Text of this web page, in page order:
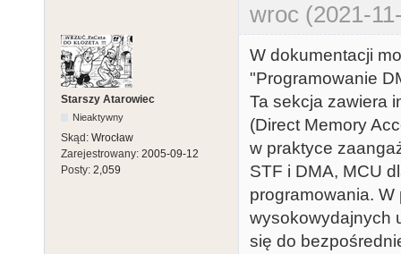
wroc (2021-
Starszy Atarowiec
Nieaktywny
Skąd: Wrocław
Zarejestrowany: 2005-09-12
Posty: 2,059
W dokumentacji
"Programowanie
Ta sekcja zawiera
(Direct Memory
w praktyce
STF i DMA, MCU
programowania.
wysokowydajnych
się do